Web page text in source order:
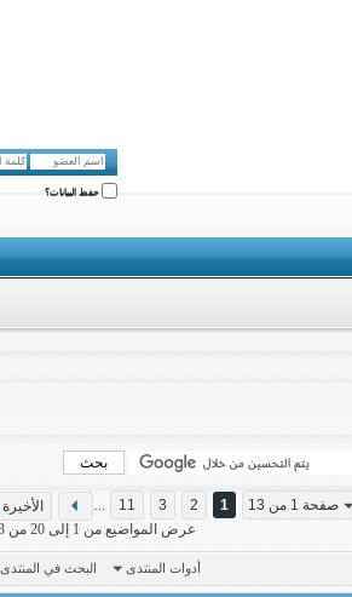
حفظ البيانات؟
صفحة 1 من 13 1
2
3
11
الأخيرة
عرض المواضيع من 1 إلى 20 من 253
أدوات المنتدى البحث في المنتدى